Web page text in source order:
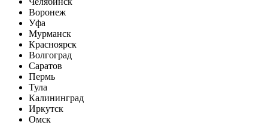
Воронеж
Уфа
Мурманск
Красноярск
Волгоград
Саратов
Пермь
Тула
Калининград
Иркутск
Омск